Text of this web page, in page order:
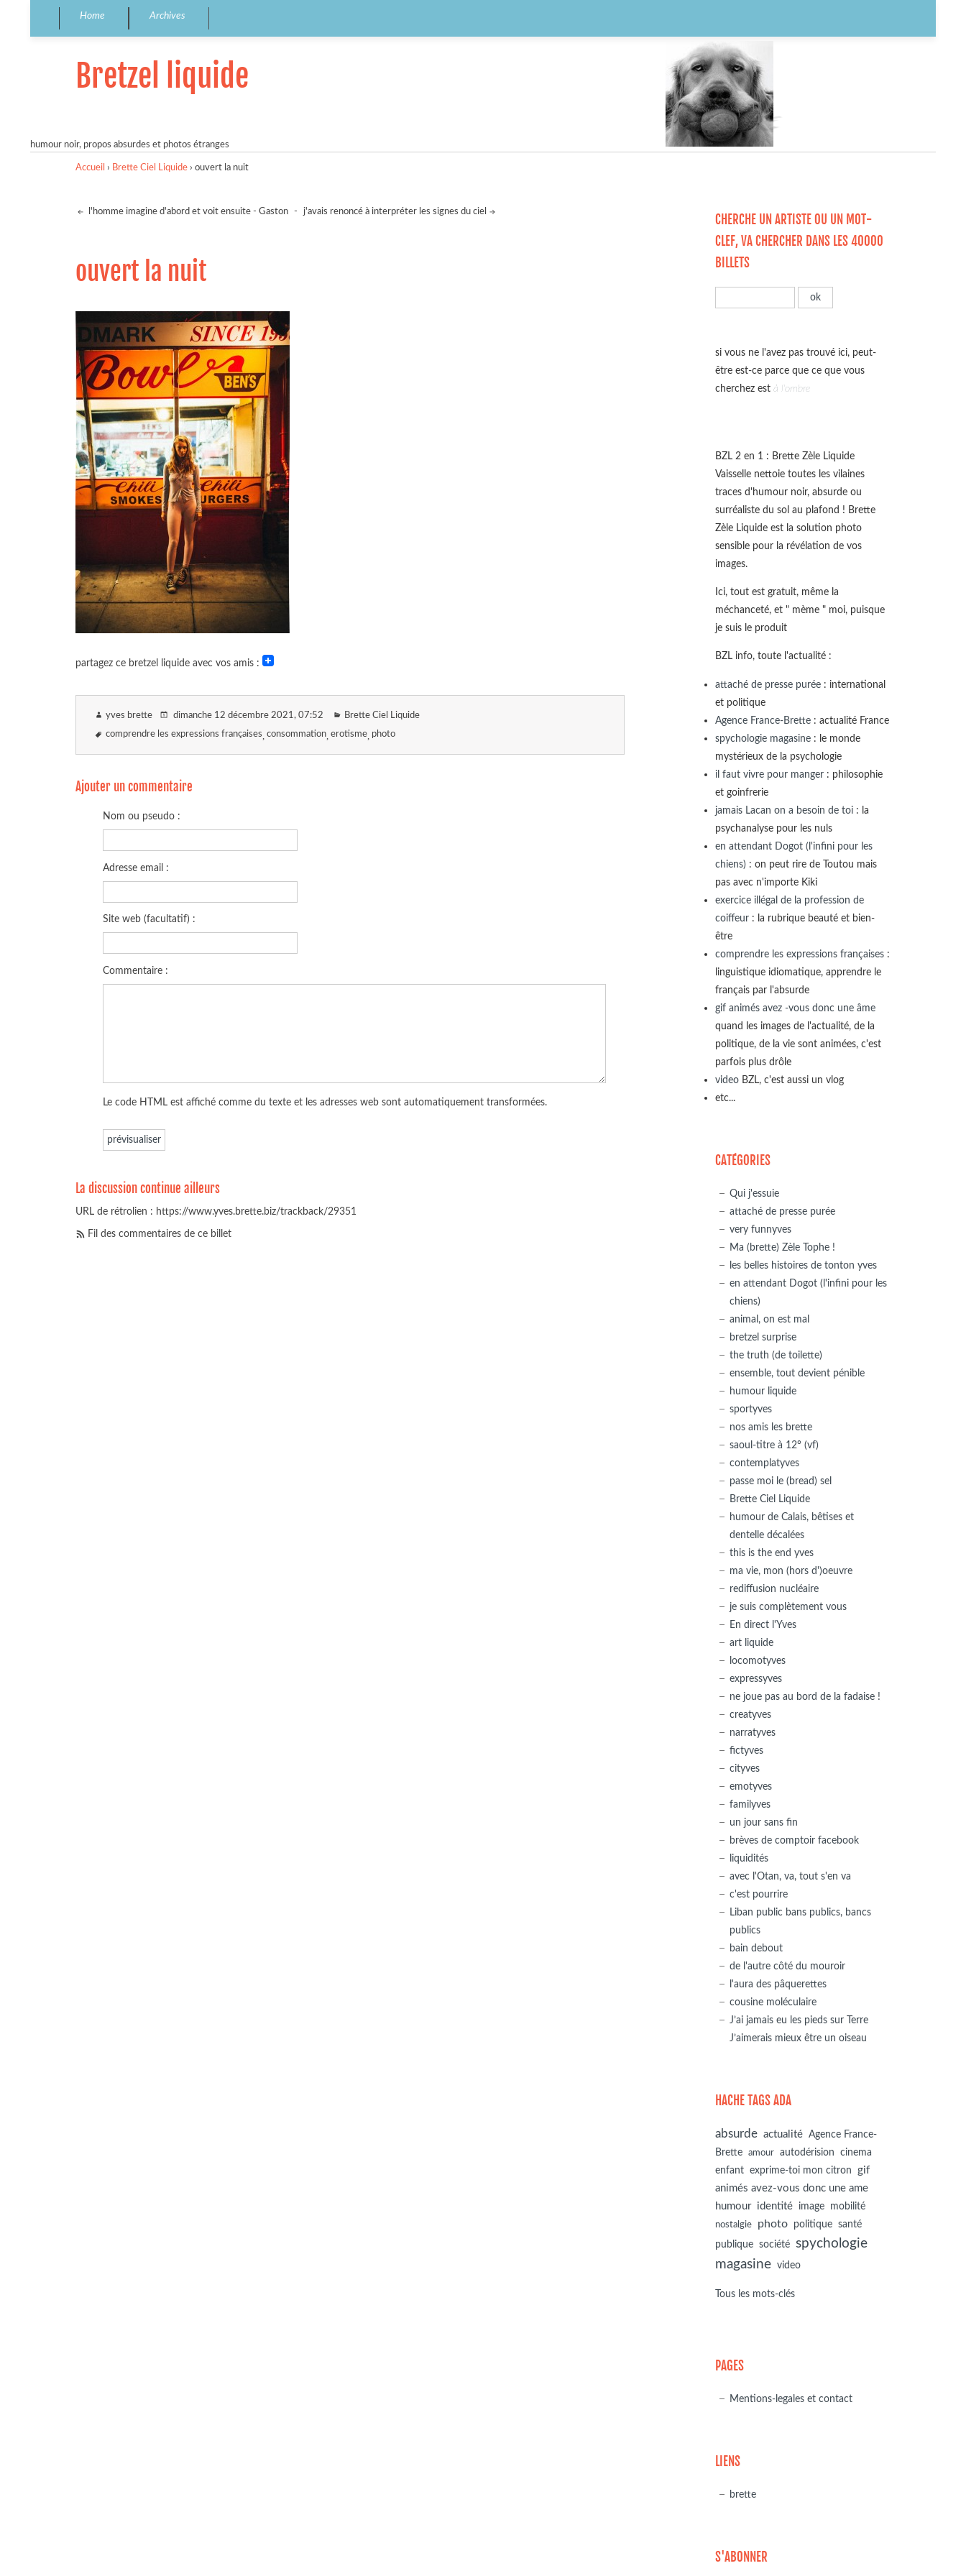
Home Archives
Bretzel liquide
humour noir, propos absurdes et photos étranges
Accueil › Brette Ciel Liquide › ouvert la nuit
l'homme imagine d'abord et voit ensuite - Gaston - j'avais renoncé à interpréter les signes du ciel
ouvert la nuit
partagez ce bretzel liquide avec vos amis :
yves brette dimanche 12 décembre 2021, 07:52 Brette Ciel Liquide
comprendre les expressions françaises consommation erotisme photo
Ajouter un commentaire
Nom ou pseudo :
Adresse email :
Site web (facultatif) :
Commentaire :
Le code HTML est affiché comme du texte et les adresses web sont automatiquement transformées.
La discussion continue ailleurs
URL de rétrolien : https://www.yves.brette.biz/trackback/29351
Fil des commentaires de ce billet
CHERCHE UN ARTISTE OU UN MOT-
CLEF, VA CHERCHER DANS LES 40000
BILLETS
si vous ne l'avez pas trouvé ici, peut-
être est-ce parce que ce que vous
cherchez està l'ombre
BZL 2 en 1 : Brette Zèle Liquide
Vaisselle nettoie toutes les vilaines
traces d'humour noir, absurde ou
surréaliste du sol au plafond ! Brette
Zèle Liquide est la solution photo
sensible pour la révélation de vos
images.
Ici, tout est gratuit, même la
méchanceté, et " mème " moi, puisque
je suis le produit
BZL info, toute l'actualité :
attaché de presse purée : international
et politique
Agence France-Brette : actualité France
spychologie magasine : le monde
mystérieux de la psychologie
il faut vivre pour manger : philosophie
et goinfrerie
jamais Lacan on a besoin de toi : la
psychanalyse pour les nuls
en attendant Dogot (l'infini pour les
chiens) : on peut rire de Toutou mais
pas avec n'importe Kiki
exercice illégal de la profession de
coiffeur : la rubrique beauté et bien-
être
comprendre les expressions françaises :
linguistique idiomatique, apprendre le
français par l'absurde
gif animés avez -vous donc une âme
quand les images de l'actualité, de la
politique, de la vie sont animées, c'est
parfois plus drôle
video BZL, c'est aussi un vlog
etc...
CATÉGORIES
Qui j'essuie
attaché de presse purée
very funnyves
Ma (brette) Zèle Tophe !
les belles histoires de tonton yves
en attendant Dogot (l'infini pour les
chiens)
animal, on est mal
bretzel surprise
the truth (de toilette)
ensemble, tout devient pénible
humour liquide
sportyves
nos amis les brette
saoul-titre à 12° (vf)
contemplatyves
passe moi le (bread) sel
Brette Ciel Liquide
humour de Calais, bêtises et
dentelle décalées
this is the end yves
ma vie, mon (hors d')oeuvre
rediffusion nucléaire
je suis complètement vous
En direct l'Yves
art liquide
locomotyves
expressyves
ne joue pas au bord de la fadaise !
creatyves
narratyves
fictyves
cityves
emotyves
familyves
un jour sans fin
brèves de comptoir facebook
liquidités
avec l'Otan, va, tout s'en va
c'est pourrire
Liban public bans publics, bancs
publics
bain debout
de l'autre côté du mouroir
l'aura des pâquerettes
cousine moléculaire
J’ai jamais eu les pieds sur Terre
J’aimerais mieux être un oiseau
HACHE TAGS ADA
absurde actualité Agence France-
Brette
amour autodérision
cinema
enfant exprime-toi mon citron
gif
animés avez-vous donc une ame
humour identité image mobilité
nostalgie photo politique santé
publique société spychologie
magasine video
Tous les mots-clés
PAGES
Mentions-legales et contact
LIENS
brette
S'ABONNER